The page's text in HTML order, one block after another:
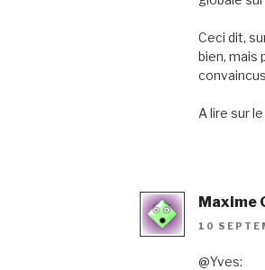
Ceci dit,
bien, mais
A lire sur
Maxime
10
@Yves: